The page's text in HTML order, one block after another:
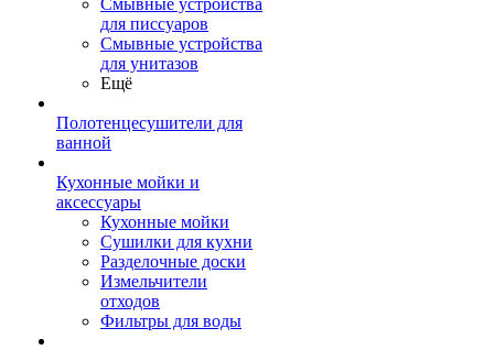
Смывные устройства
для писсуаров
Смывные устройства
для унитазов
Ещё
Полотенцесушители для
ванной
Кухонные мойки и
аксессуары
Кухонные мойки
Сушилки для кухни
Разделочные доски
Измельчители
отходов
Фильтры для воды